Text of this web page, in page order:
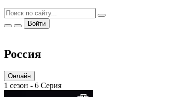
Войти
Россия
Онлайн
1 сезон - 6 Серия